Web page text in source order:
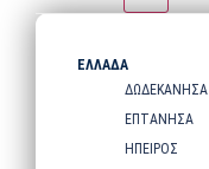
ΕΛΛΑΔΑ
ΔΩΔΕΚΑΝΗΣΑ
ΕΠΤΑΝΗΣΑ
ΗΠΕΙΡΟΣ